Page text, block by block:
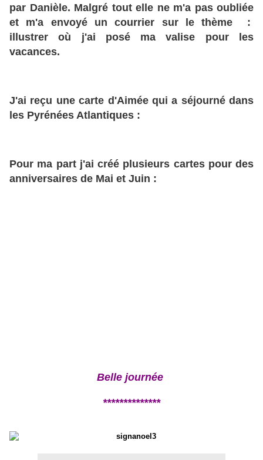
par Danièle. Malgré tout elle ne m'a pas oubliée
et m'a envoyé un courrier sur le thème :
illustrer où j'ai posé ma valise pour les
vacances.
J'ai reçu une carte d'Aimée qui a séjourné dans
les Pyrénées Atlantiques :
Pour ma part j'ai créé plusieurs cartes pour des
anniversaires de Mai et Juin :
Belle journée
**************